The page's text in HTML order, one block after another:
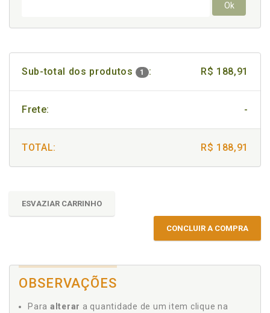
Ok
Sub-total dos produtos 1 : R$ 188,91
Frete: -
TOTAL: R$ 188,91
ESVAZIAR CARRINHO
CONCLUIR A COMPRA
OBSERVAÇÕES
Para alterar a quantidade de um item clique na